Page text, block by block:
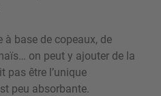
à base de copeaux, de
on peut y ajouter de la
pas être l’unique
peu absorbante.